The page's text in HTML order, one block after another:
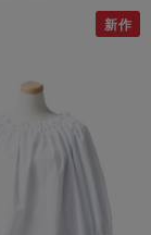
新作